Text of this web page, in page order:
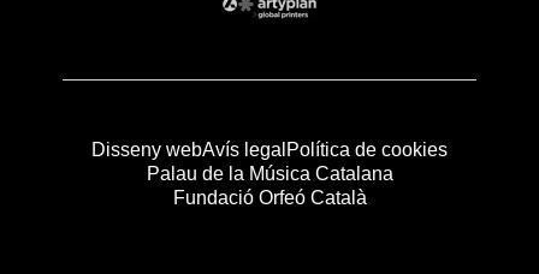
Disseny webAvís legal Política de cookies
Palau de la Música Catalana
Fundació Orfeó Català